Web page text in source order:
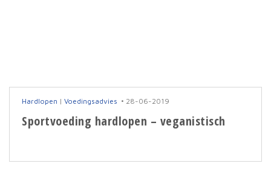
Hardlopen | Voedingsadvies 28-06-2019
Sportvoeding hardlopen – veganistisch